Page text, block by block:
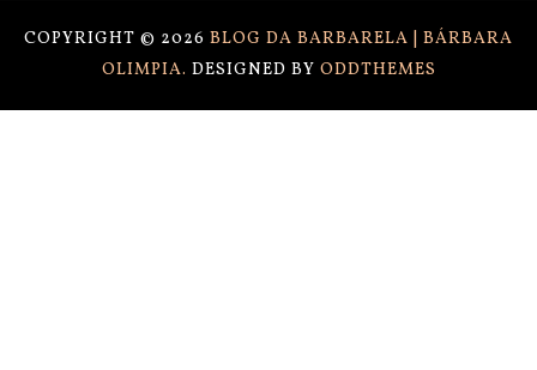
COPYRIGHT © 2026 BLOG DA BARBARELA | BÁRBARA
OLIMPIA. DESIGNED BY ODDTHEMES